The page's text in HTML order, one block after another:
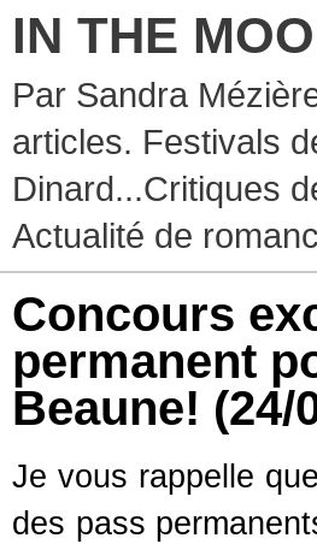
IN THE
Par Sandra
articles. Festivals
Dinard...Critiques
Actualité de
Concours
permanent
Beaune! (24/
Je vous rappelle
des pass